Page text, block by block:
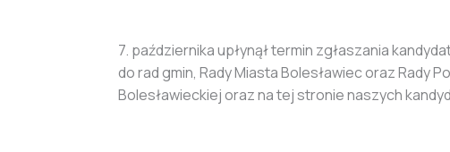
7. października upłynął termin zgłaszania
do rad gmin, Rady Miasta Bolesławiec oraz Rady
Bolesławieckiej oraz na tej stronie naszych